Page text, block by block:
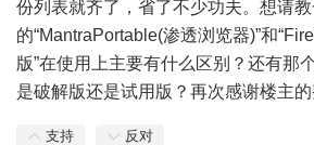
份列表就齐了，省了不少功夫。想请
的“MantraPortable(渗透浏览器)”和
版”在使用上主要有什么区别？还有那
是破解版还是试用版？再次感谢楼主的
支持 反对